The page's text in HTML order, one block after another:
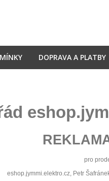
DOPRAVA A PLATBY
pro
eshop.jymmi.elektro.cz, Petr